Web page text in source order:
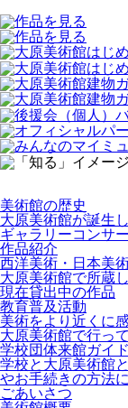
美術館の歴史
大原美術館が誕生
ギャラリーコンサ
作品紹介
西洋美術・日本美
大原美術館で所蔵
現在貸出中の作品
教育普及活動
美術をより近くに
大原美術館で行っ
学校団体来館ガイド
学校と大原美術館
やお手続きの方法
ごあいさつ